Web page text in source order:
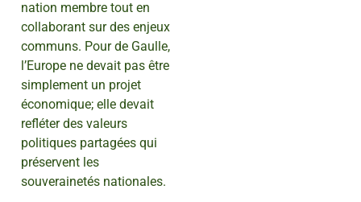
nation membre tout en
collaborant sur des enjeux
communs. Pour de Gaulle,
l’Europe ne devait pas être
simplement un projet
économique; elle devait
refléter des valeurs
politiques partagées qui
préservent les
souverainetés nationales.